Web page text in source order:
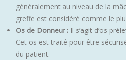
généralement au niveau de la
greffe est considéré comme le
Os de Donneur : Il s’agit d’os
Cet os est traité pour être
du patient.